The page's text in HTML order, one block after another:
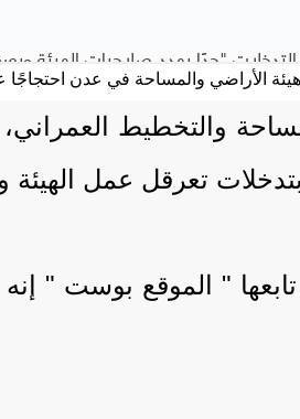
والتخطيط
تعرقل عمل
" الموقع بوست "